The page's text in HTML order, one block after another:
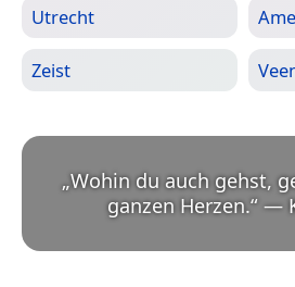
Utrecht
Zeist
„Wohin du auch gehst,
ganzen Herzen.“ —